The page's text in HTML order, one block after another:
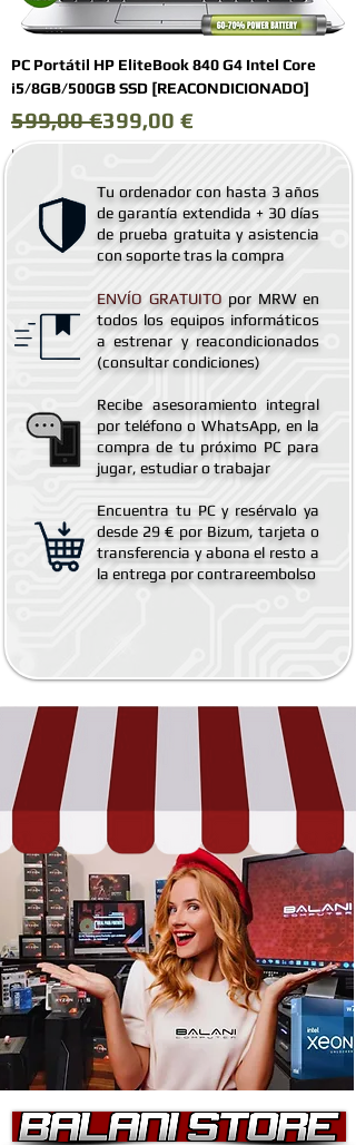
PC Portátil HP EliteBook 840 G4 Intel Core
i5/8GB/500GB SSD [REACONDICIONADO]
Precio
599,00 €
Precio de oferta
399,00 €
Impuesto incluido
Tu ordenador con hasta 3 años
de garantía extendida + 30 días
de prueba gratuita y asistencia
con soporte tras la compra
ENVÍO GRATUITOpor MRW en
todos los equipos informáticos
a estrenar y reacondicionados
(consultar condiciones)
Recibe asesoramiento integral
por teléfono o WhatsApp, en la
compra de tu próximo PC para
jugar, estudiar o trabajar
Encuentra tu PC y resérvalo ya
desde 29 € por Bizum, tarjeta o
transferencia y abona el resto a
la entrega por contrareembolso